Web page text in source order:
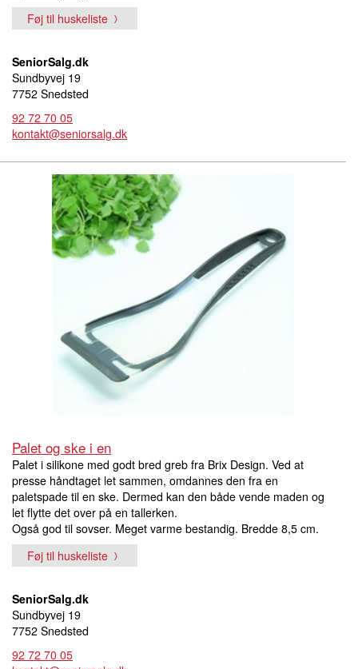
Føj til huskeliste
SeniorSalg.dk
Sundbyvej 19
7752 Snedsted
92 72 70 05
kontakt@seniorsalg.dk
Palet og ske i en
Palet i silikone med godt bred greb fra Brix Design. Ved at
presse håndtaget let sammen, omdannes den fra en
paletspade til en ske. Dermed kan den både vende maden og
let flytte det over på en tallerken.
Også god til sovser. Meget varme bestandig. Bredde 8,5 cm.
Føj til huskeliste
SeniorSalg.dk
Sundbyvej 19
7752 Snedsted
92 72 70 05